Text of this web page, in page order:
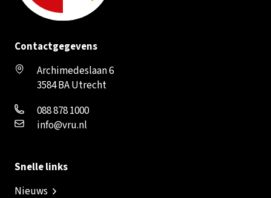
Contactgegevens
Archimedeslaan 6
3584 BA Utrecht
088 878 1000
info@vru.nl
Snelle links
Nieuws